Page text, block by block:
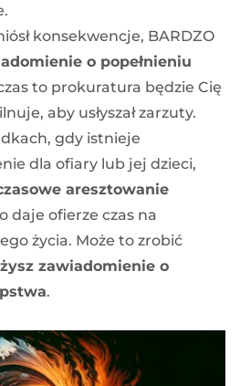
.
konsekwencje, BARDZO
o popełnieniu
to prokuratura będzie Cię
aby usłyszał zarzuty.
gdy istnieje
dla ofiary lub jej dzieci,
aresztowanie
daje ofierze czas na
życia. Może to zrobić
zawiadomienie o
.